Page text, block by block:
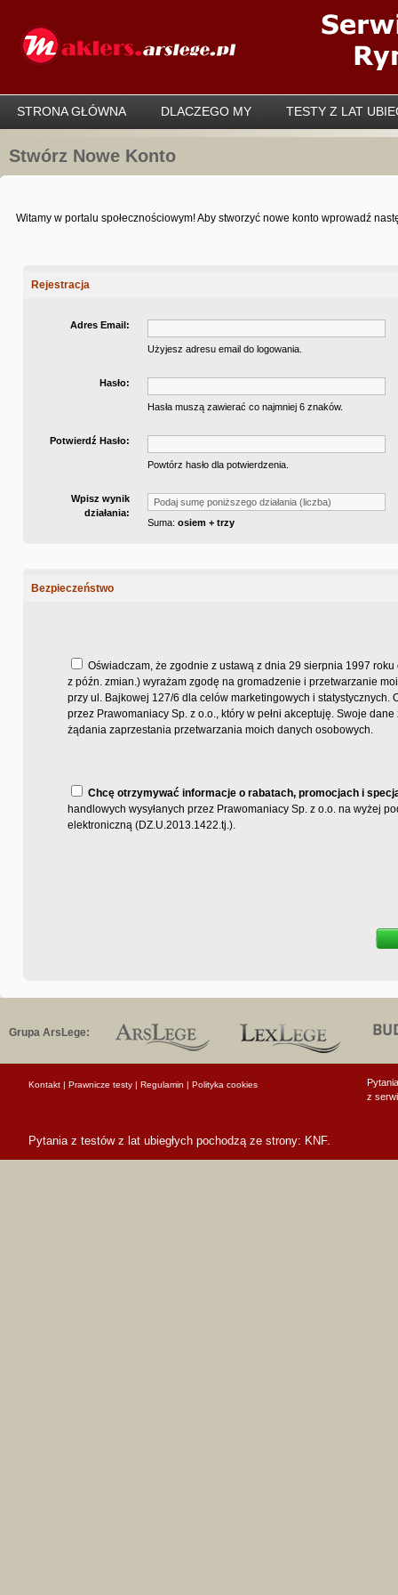
STRONA GŁÓWNA DLACZEGO MY TESTY Z LAT
Stwórz Nowe Konto
Witamy w portalu społecznościowym! Aby stworzyć nowe konto wprowadź
Rejestracja
Adres Email:
Użyjesz adresu email do logowania.
Hasło:
Hasła muszą zawierać co najmniej 6 znaków.
Potwierdź Hasło:
Powtórz hasło dla potwierdzenia.
Wpisz wynik
działania:
Suma: osiem + trzy
Bezpieczeństwo
Oświadczam, że zgodnie z ustawą z dnia 29 sierpnia 1997
z późn. zmian.) wyrażam zgodę na gromadzenie i przetwarzanie
przy ul. Bajkowej 127/6 dla celów marketingowych i statystycznych.
przez Prawomaniacy Sp. z o.o., który w pełni akceptuję. Swoje
żądania zaprzestania przetwarzania moich danych osobowych.
Chcę otrzymywać informacje o rabatach, promocjach i
handlowych wysyłanych przez Prawomaniacy Sp. z o.o. na wyżej
elektroniczną (DZ.U.2013.1422.tj.).
Grupa ArsLege:
Kontakt| Prawnicze testy| Regulamin | Polityka cookies
z
Pytania z testów z lat ubiegłych pochodzą ze strony: KNF.